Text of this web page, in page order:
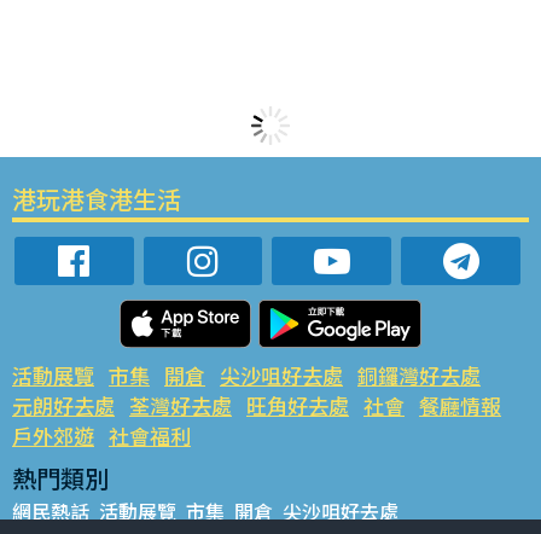
港玩港食港生活
活動展覽 市集 開倉 尖沙咀好去處 銅鑼灣好去處
元朗好去處 荃灣好去處 旺角好去處 社會 餐廳情報
戶外郊遊 社會福利
熱門類別
網民熱話 活動展覽 市集 開倉 尖沙咀好去處